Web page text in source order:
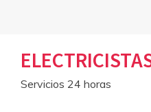
Servicios 24 horas